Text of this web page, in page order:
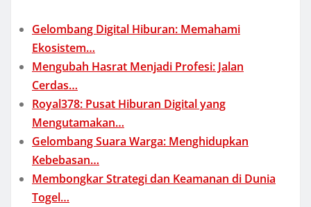
Gelombang Digital Hiburan: Memahami
Ekosistem…
Mengubah Hasrat Menjadi Profesi: Jalan
Cerdas…
Royal378: Pusat Hiburan Digital yang
Mengutamakan…
Gelombang Suara Warga: Menghidupkan
Kebebasan…
Membongkar Strategi dan Keamanan di Dunia
Togel…